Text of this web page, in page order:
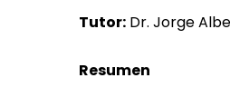
Tutor: Dr. Jorge
Resumen